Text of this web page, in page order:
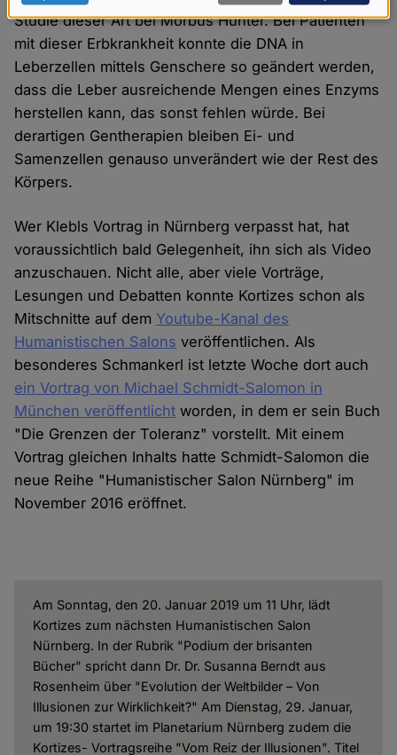
Studie dieser Art bei Morbus Hunter. Bei Patienten
mit dieser Erbkrankheit konnte die DNA in
Leberzellen mittels Genschere so geändert werden,
dass die Leber ausreichende Mengen eines Enzyms
herstellen kann, das sonst fehlen würde. Bei
derartigen Gentherapien bleiben Ei- und
Samenzellen genauso unverändert wie der Rest des
Körpers.
Wer Klebls Vortrag in Nürnberg verpasst hat, hat
voraussichtlich bald Gelegenheit, ihn sich als Video
anzuschauen. Nicht alle, aber viele Vorträge,
Lesungen und Debatten konnte Kortizes schon als
Mitschnitte auf dem Youtube-Kanal des
Humanistischen Salons veröffentlichen. Als
besonderes Schmankerl ist letzte Woche dort auch
ein Vortrag von Michael Schmidt-Salomon in
München veröffentlicht worden, in dem er sein Buch
"Die Grenzen der Toleranz" vorstellt. Mit einem
Vortrag gleichen Inhalts hatte Schmidt-Salomon die
neue Reihe "Humanistischer Salon Nürnberg" im
November 2016 eröffnet.
Am Sonntag, den 20. Januar 2019 um 11 Uhr, lädt
Kortizes zum nächsten Humanistischen Salon
Nürnberg. In der Rubrik "Podium der brisanten
Bücher" spricht dann Dr. Dr. Susanna Berndt aus
Rosenheim über "Evolution der Weltbilder – Von
Illusionen zur Wirklichkeit?" Am Dienstag, 29. Januar,
um 19:30 startet im Planetarium Nürnberg zudem die
Kortizes- Vortragsreihe "Vom Reiz der Illusionen". Titel
Daten
und
Cookies